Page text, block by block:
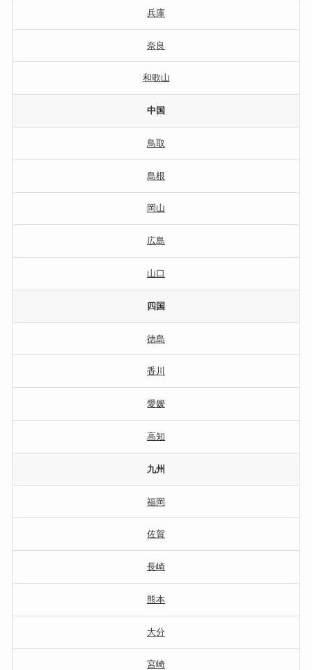
兵庫
奈良
和歌山
中国
鳥取
島根
岡山
広島
山口
四国
徳島
香川
愛媛
高知
九州
福岡
佐賀
長崎
熊本
大分
宮崎